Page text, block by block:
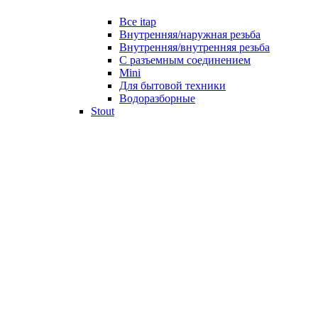
Все itap
Внутренняя/наружная резьба
Внутренняя/внутренняя резьба
С разъемным соединением
Mini
Для бытовой техники
Водоразборные
Stout